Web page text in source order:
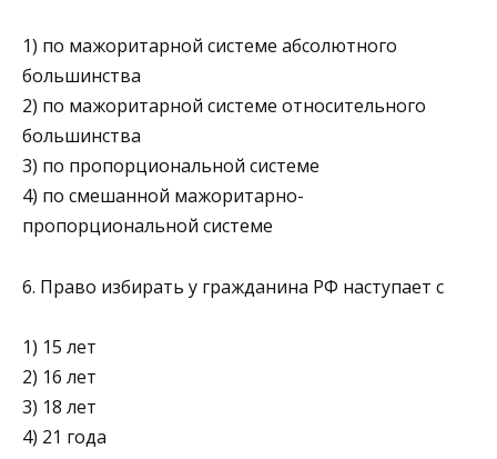
1) по мажоритарной системе абсолютного
большинства
2) по мажоритарной системе относительного
большинства
3) по пропорциональной системе
4) по смешанной мажоритарно-
пропорциональной системе
6. Право избирать у гражданина РФ наступает с
1) 15 лет
2) 16 лет
3) 18 лет
4) 21 года